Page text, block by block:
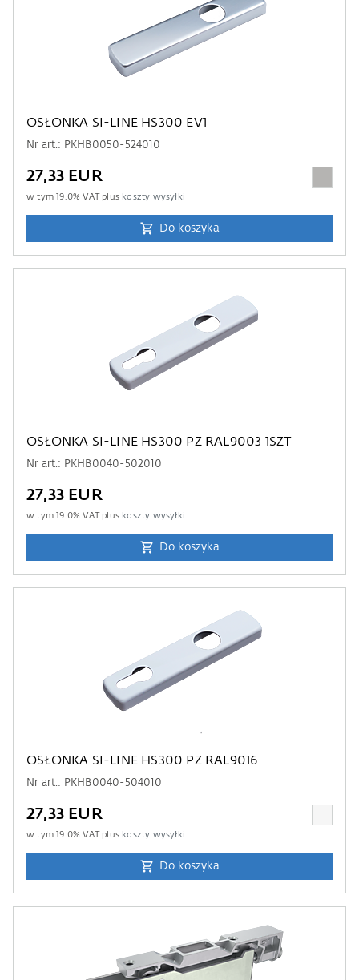
OSŁONKA SI-LINE HS300 EV1
Nr art.: PKHB0050-524010
27,33 EUR
w tym19.0% VAT plus koszty wysyłki
Do koszyka
OSŁONKA SI-LINE HS300 PZ RAL9003 1SZT
Nr art.: PKHB0040-502010
27,33 EUR
w tym19.0% VAT plus koszty wysyłki
Do koszyka
OSŁONKA SI-LINE HS300 PZ RAL9016
Nr art.: PKHB0040-504010
27,33 EUR
w tym19.0% VAT plus koszty wysyłki
Do koszyka